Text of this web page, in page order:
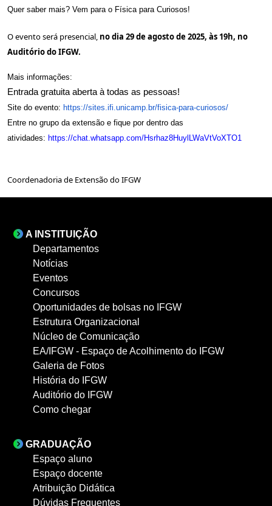
Quer saber mais? Vem para o Física para Curiosos!
O evento será presencial, no dia 29 de agosto de 2025, às 19h, no
Auditório do IFGW.
Mais informações:
Entrada gratuita aberta à todas as pessoas!
Site do evento: https://sites.ifi.unicamp.br/fisica-para-curiosos/
Entre no grupo da extensão e fique por dentro das
atividades: https://chat.whatsapp.com/Hsrhaz8HuylLWaVtVoXTO1
Coordenadoria de Extensão do IFGW
A INSTITUIÇÃO
Departamentos
Notícias
Eventos
Concursos
Oportunidades de bolsas no IFGW
Estrutura Organizacional
Núcleo de Comunicação
EA/IFGW - Espaço de Acolhimento do IFGW
Galeria de Fotos
História do IFGW
Auditório do IFGW
Como chegar
GRADUAÇÃO
Espaço aluno
Espaço docente
Atribuição Didática
Dúvidas Frequentes